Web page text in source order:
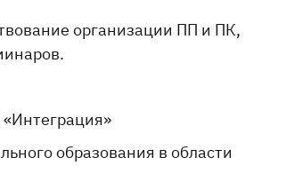
организации ПП и ПК,
образования в области